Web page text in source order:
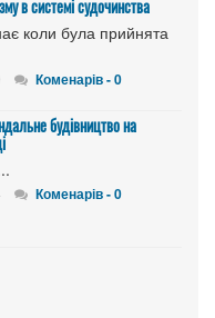
в системі судочинства
коли була прийнята
Коменарів - 0
будівництво на
Коменарів - 0